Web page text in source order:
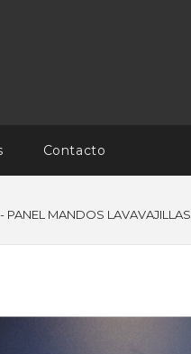
Contacto
PANEL MANDOS LAVAVAJILLAS